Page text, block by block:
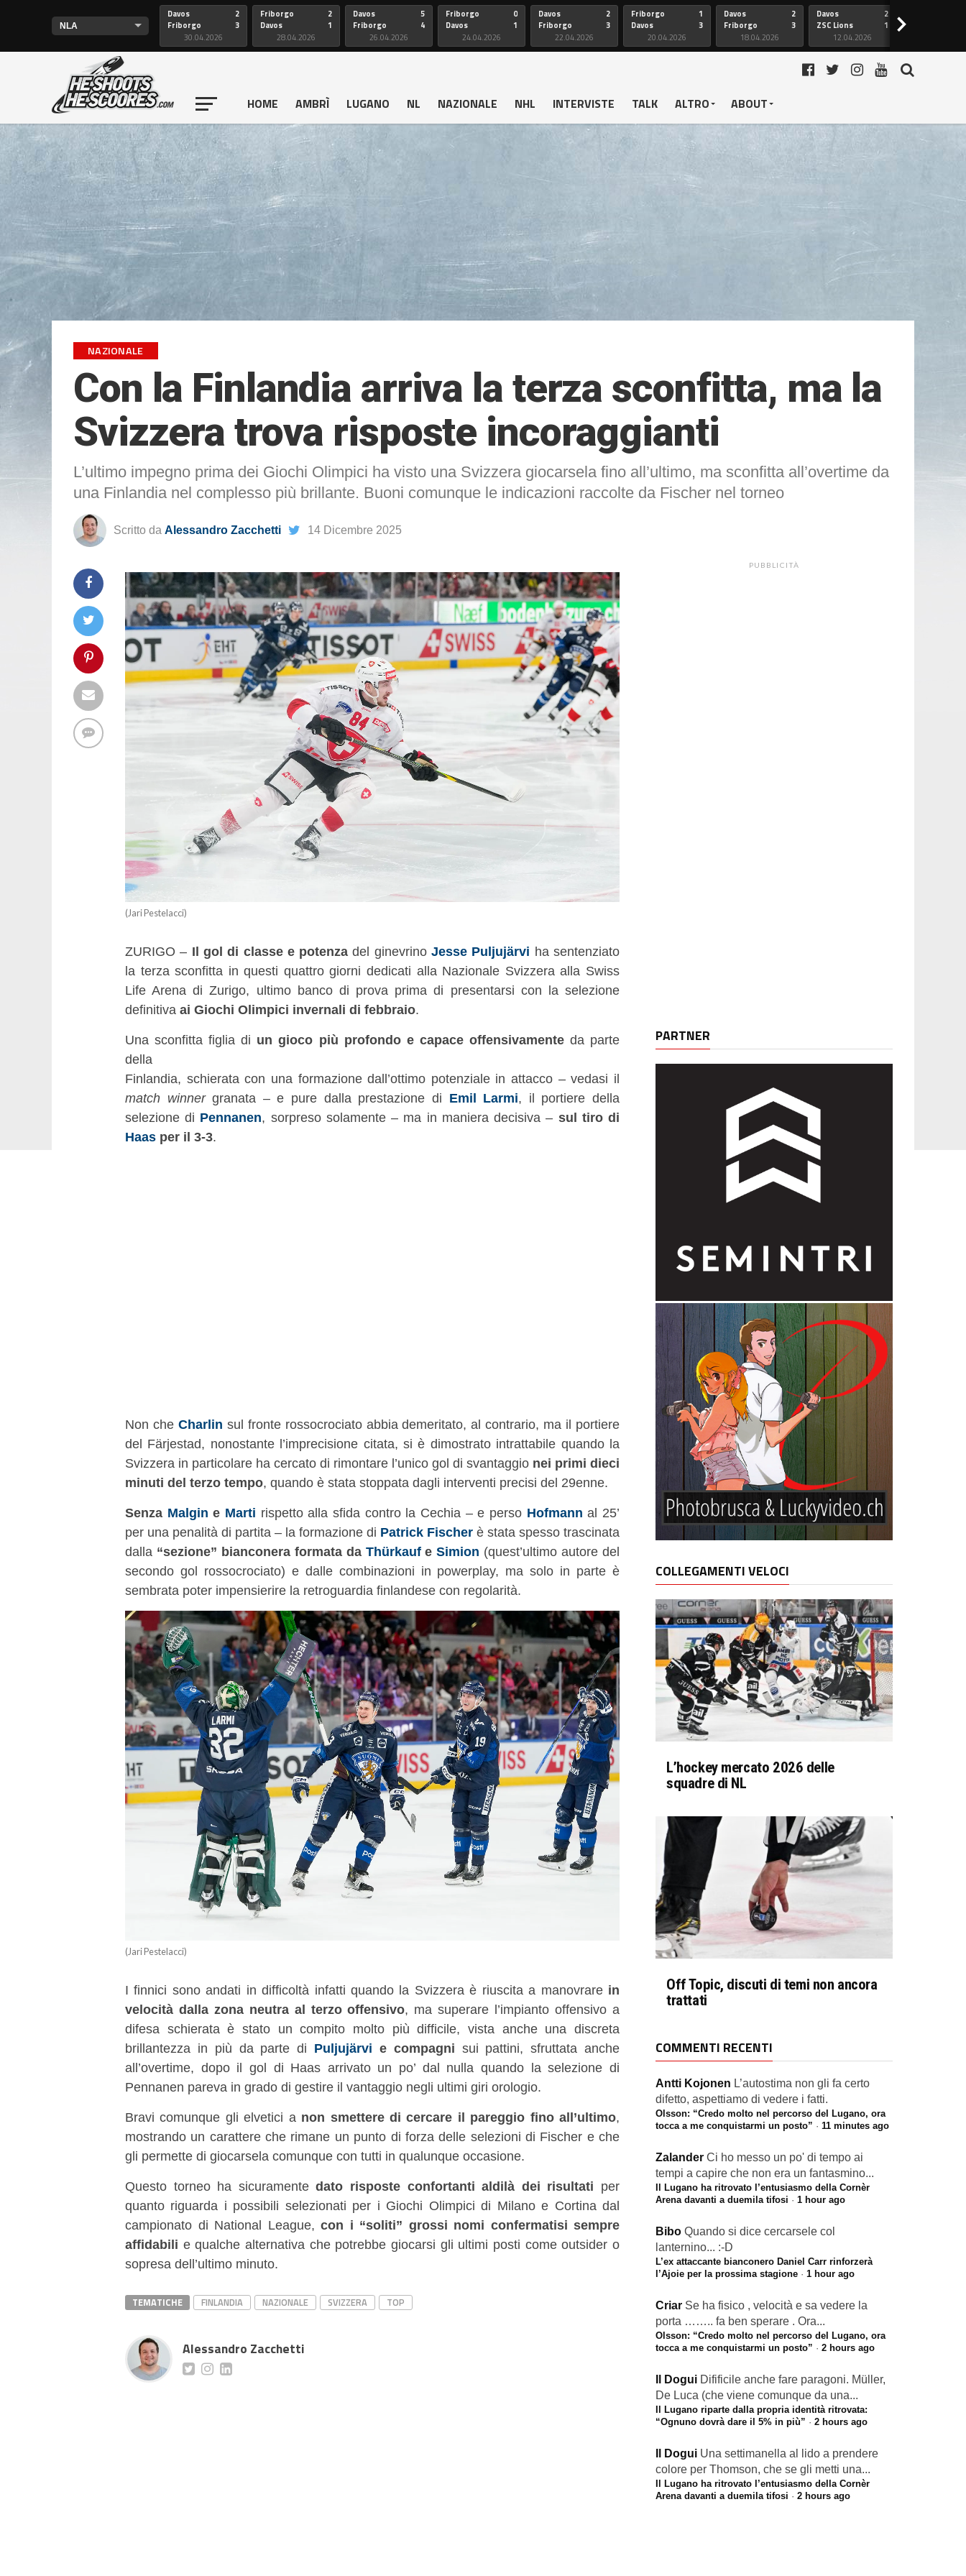
Davos
Friborgo
2
3
30.04.2026
Friborgo
Davos
2
1
28.04.2026
Davos
Friborgo
5
4
26.04.2026
Friborgo
Davos
0
1
24.04.2026
Davos
Friborgo
2
3
22.04.2026
Friborgo
Davos
1
3
20.04.2026
Davos
Friborgo
2
3
18.04.2026
Davos
ZSC Lions
2
1
12.04.2026
>
HOME AMBRÌ LUGANO NL NAZIONALE NHL INTERVISTE TALK ALTRO ABOUT
NAZIONALE
Con la Finlandia arriva la terza sconfitta, ma la
Svizzera trova risposte incoraggianti
L’ultimo impegno prima dei Giochi Olimpici ha visto una Svizzera giocarsela fino all’ultimo, ma sconfitta all’overtime da
una Finlandia nel complesso più brillante. Buoni comunque le indicazioni raccolte da Fischer nel torneo
Scritto da Alessandro Zacchetti 14 Dicembre 2025
(Jari Pestelacci)
ZURIGO – Il gol di classe e potenza del ginevrinoJesse Puljujärvi ha sentenziato
la terza sconfitta in questi quattro giorni dedicati alla Nazionale Svizzera alla Swiss
Life Arena di Zurigo, ultimo banco di prova prima di presentarsi con la selezione
definitiva ai Giochi Olimpici invernali di febbraio.
Una sconfitta figlia di un gioco più profondo e capace offensivamenteda parte
della
Finlandia, schierata con una formazione dall’ottimo potenziale in attacco – vedasi il
match winnergranata – e pure dalla prestazione di Emil Larmi, il portiere della
selezione di Pennanen, sorpreso solamente – ma in maniera decisiva – sul tiro di
Haas per il 3-3.
Non che Charlin sul fronte rossocrociato abbia demeritato, al contrario, ma il portiere
del Färjestad, nonostante l’imprecisione citata, si è dimostrato intrattabile quando la
Svizzera in particolare ha cercato di rimontare l’unico gol di svantaggio nei primi dieci
minuti del terzo tempo, quando è stata stoppata dagli interventi precisi del 29enne.
Senza Malgin e Marti rispetto alla sfida contro la Cechia – e perso Hofmann al 25’
per una penalità di partita – la formazione di Patrick Fischer è stata spesso trascinata
dalla “sezione” bianconera formata da ThürkaufeSimion (quest’ultimo autore del
secondo gol rossocrociato) e dalle combinazioni in powerplay, ma solo in parte è
sembrata poter impensierire la retroguardia finlandese con regolarità.
(Jari Pestelacci)
I finnici sono andati in difficoltà infatti quando la Svizzera è riuscita a manovrare in
velocità dalla zona neutra al terzo offensivo, ma superare l’impianto offensivo a
difesa schierata è stato un compito molto più difficile, vista anche una discreta
brillantezza in più da parte di Puljujärvi e compagni sui pattini, sfruttata anche
all’overtime, dopo il gol di Haas arrivato un po’ dal nulla quando la selezione di
Pennanen pareva in grado di gestire il vantaggio negli ultimi giri orologio.
Bravi comunque gli elvetici a non smettere di cercare il pareggio fino all’ultimo,
mostrando un carattere che rimane un punto di forza delle selezioni di Fischer e che
gli permette di giocarsela comunque con tutti in qualunque occasione.
Questo torneo ha sicuramentedato risposte confortanti aldilà dei risultati per
quanto riguarda i possibili selezionati per i Giochi Olimpici di Milano e Cortina dal
campionato di National League, con i “soliti” grossi nomi confermatisi sempre
affidabili e qualche alternativa che potrebbe giocarsi gli ultimi posti come outsider o
sopresa dell’ultimo minuto.
TEMATICHE FINLANDIA NAZIONALE SVIZZERA TOP
Alessandro Zacchetti
PUBBLICITÀ
PARTNER
COLLEGAMENTI VELOCI
L’hockey mercato 2026 delle
squadre di NL
Off Topic, discuti di temi non ancora
trattati
COMMENTI RECENTI
Antti Kojonen L’autostima non gli fa certo
difetto, aspettiamo di vedere i fatti.
Olsson: “Credo molto nel percorso del Lugano, ora
tocca a me conquistarmi un posto” · 11 minutes ago
Zalander Ci ho messo un po' di tempo ai
tempi a capire che non era un fantasmino...
Il Lugano ha ritrovato l’entusiasmo della Cornèr
Arena davanti a duemila tifosi · 1 hour ago
Bibo Quando si dice cercarsele col
lanternino... :-D
L’ex attaccante bianconero Daniel Carr rinforzerà
l’Ajoie per la prossima stagione · 1 hour ago
Criar Se ha fisico , velocità e sa vedere la
porta …….. fa ben sperare . Ora...
Olsson: “Credo molto nel percorso del Lugano, ora
tocca a me conquistarmi un posto” · 2 hours ago
Il Dogui Difificile anche fare paragoni. Müller,
De Luca (che viene comunque da una...
Il Lugano riparte dalla propria identità ritrovata:
“Ognuno dovrà dare il 5% in più” · 2 hours ago
Il Dogui Una settimanella al lido a prendere
colore per Thomson, che se gli metti una...
Il Lugano ha ritrovato l’entusiasmo della Cornèr
Arena davanti a duemila tifosi · 2 hours ago